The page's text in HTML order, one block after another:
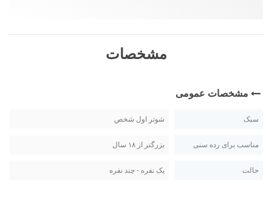
مشخصات
مشخصات عمومی
سبک شوتر اول شخص
مناسب برای رده سنی بزرگتر از ۱۸ سال
حالت یک نفره - چند نفره